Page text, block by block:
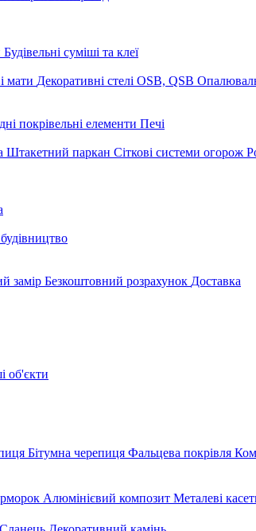
Будівельні суміші та клеї
мати Декоративні стелі OSB, QSB
покрівельні елементи Печі
Штакетний паркан Сіткові системи огорож
замір Безкоштовний розрахунок Доставка
об'єкти
Бітумна черепиця Фальцева покрівля
Алюмінієвий композит Металеві